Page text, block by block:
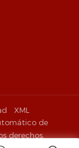
XML
de
derechos.